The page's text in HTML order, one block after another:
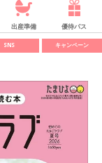
出産準備 優待パス
SNS キャンペーン